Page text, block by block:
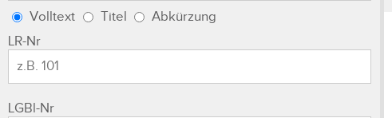
Volltext Titel
Abkürzung
LR-Nr
LGBl-Nr